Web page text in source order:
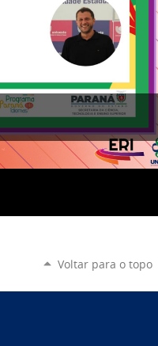
Voltar para o topo